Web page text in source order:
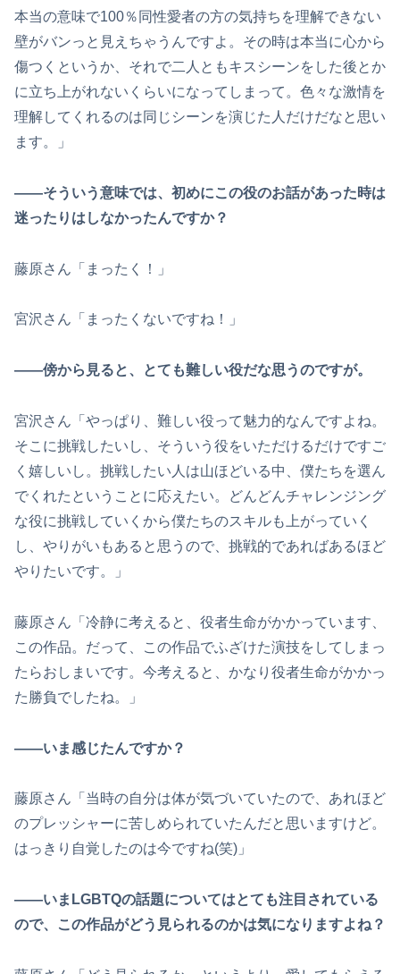
本当の意味で100％同性愛者の方の気持ちを理解できない
壁がバンっと見えちゃうんですよ。その時は本当に心から
傷つくというか、それで二人ともキスシーンをした後とか
に立ち上がれないくらいになってしまって。色々な激情を
理解してくれるのは同じシーンを演じた人だけだなと思い
ます。」
――そういう意味では、初めにこの役のお話があった時は
迷ったりはしなかったんですか？
藤原さん「まったく！」
宮沢さん「まったくないですね！」
――傍から見ると、とても難しい役だな思うのですが。
宮沢さん「やっぱり、難しい役って魅力的なんですよね。
そこに挑戦したいし、そういう役をいただけるだけですご
く嬉しいし。挑戦したい人は山ほどいる中、僕たちを選ん
でくれたということに応えたい。どんどんチャレンジング
な役に挑戦していくから僕たちのスキルも上がっていく
し、やりがいもあると思うので、挑戦的であればあるほど
やりたいです。」
藤原さん「冷静に考えると、役者生命がかかっています、
この作品。だって、この作品でふざけた演技をしてしまっ
たらおしまいです。今考えると、かなり役者生命がかかっ
た勝負でしたね。」
――いま感じたんですか？
藤原さん「当時の自分は体が気づいていたので、あれほど
のプレッシャーに苦しめられていたんだと思いますけど。
はっきり自覚したのは今ですね(笑)」
――いまLGBTQの話題についてはとても注目されている
ので、この作品がどう見られるのかは気になりますよね？